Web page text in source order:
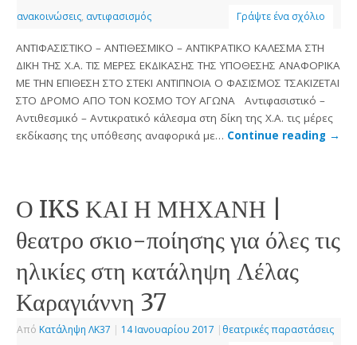
ανακοινώσεις, αντιφασισμός Γράψτε ένα σχόλιο
ΑΝΤΙΦΑΣΙΣΤΙΚΟ – ΑΝΤΙΘΕΣΜΙΚΟ – ΑΝΤΙΚΡΑΤΙΚΟ ΚΑΛΕΣΜΑ ΣΤΗ
ΔΙΚΗ ΤΗΣ Χ.Α. ΤΙΣ ΜΕΡΕΣ ΕΚΔΙΚΑΣΗΣ ΤΗΣ ΥΠΟΘΕΣΗΣ ΑΝΑΦΟΡΙΚΑ
ΜΕ ΤΗΝ ΕΠΙΘΕΣΗ ΣΤΟ ΣΤΕΚΙ ΑΝΤΙΠΝΟΙΑ Ο ΦΑΣΙΣΜΟΣ ΤΣΑΚΙΖΕΤΑΙ
ΣΤΟ ΔΡΟΜΟ ΑΠΟ ΤΟΝ ΚΟΣΜΟ ΤΟΥ ΑΓΩΝΑ Αντιφασιστικό –
Αντιθεσμικό – Αντικρατικό κάλεσμα στη δίκη της Χ.Α. τις μέρες
εκδίκασης της υπόθεσης αναφορικά με… Continue reading →
Ο IKS ΚΑΙ Η ΜΗΧΑΝΗ |
θεατρο σκιο-ποίησης για όλες τις
ηλικίες στη κατάληψη Λέλας
Καραγιάννη 37
Από Κατάληψη ΛΚ37 | 14 Ιανουαρίου 2017 | θεατρικές παραστάσεις